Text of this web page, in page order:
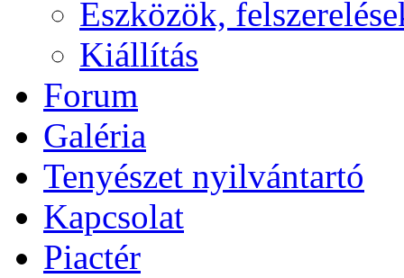
Eszközök,
Kiállítás
Forum
Galéria
Tenyészet nyilvántartó
Kapcsolat
Piactér